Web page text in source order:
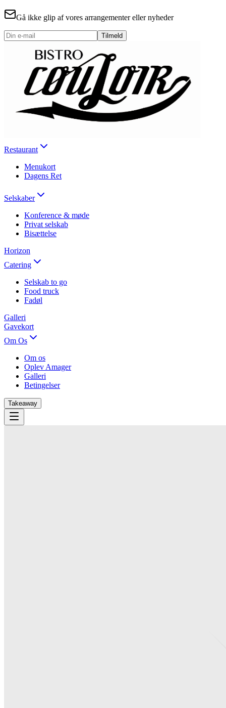
Gå ikke glip af vores arrangementer eller nyheder
Tilmeld
Restaurant
Menukort
Dagens Ret
Selskaber
Konference & møde
Privat selskab
Bisættelse
Horizon
Catering
Selskab to go
Food truck
Fadøl
Galleri
Gavekort
Om Os
Om os
Oplev Amager
Galleri
Betingelser
Takeaway